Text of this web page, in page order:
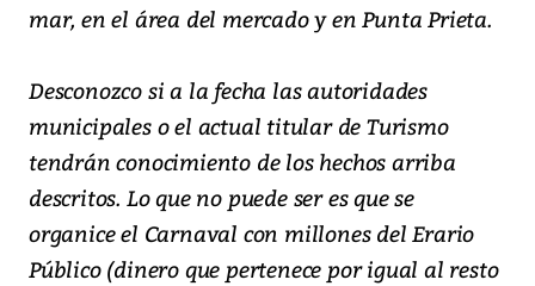
mar, en el área del mercado y en Punta Prieta.
Desconozco si a la fecha las autoridades
municipales o el actual titular de Turismo
tendrán conocimiento de los hechos arriba
descritos. Lo que no puede ser es que se
organice el Carnaval con millones del Erario
Público (dinero que pertenece por igual al resto